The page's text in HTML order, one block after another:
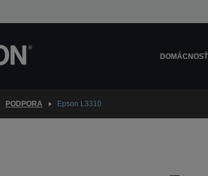
DOMÁCNOSŤ
PODPORA Epson L3310